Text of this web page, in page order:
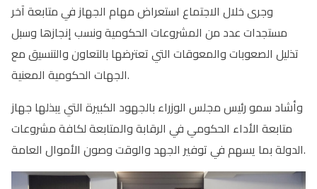
وجرى خلال الاجتماع استعراض مهام الجهاز في متابعة آخر
مستجدات عدد من المشروعات الحكومية ونسب إنجازها وسبل
تذليل الصعوبات والمعوقات التي تعترضها بالتعاون والتنسيق مع
الجهات الحكومية المعنية.
وأشاد سمو رئيس مجلس الوزراء بالجهود الكبيرة التي يبذلها جهاز
متابعة الأداء الحكومي في الرقابة والمتابعة لكافة مشروعات
الدولة بما يسهم في توفير الجهد والوقت وصون الأموال العامة.